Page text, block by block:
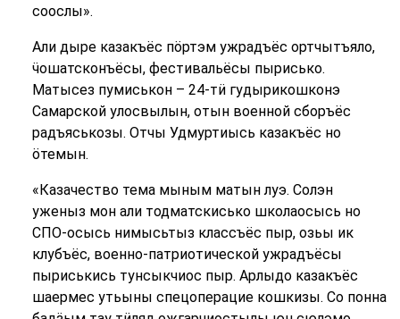
соослы».
Али дыре казакъёс пӧртэм ужрадъёс ортчытъяло,
ӵошатсконъёсы, фестивальёсы пырисько.
Матысез пумиськон – 24-тӥ гудырикошконэ
Самарской улосвылын, отын военной сборъёс
радъяськозы. Отчы Удмуртиысь казакъёс но
ӧтемын.
«Казачество тема мыным матын луэ. Солэн
уженыз мон али тодматскисько школаосысь но
СПО-осысь нимысьтыз классъёс пыр, озьы ик
клубъёс, военно-патриотической ужрадъёсы
пыриськись тунсыкчиос пыр. Арлыдо казакъёс
шаермес утьыны спецоперацие кошкизы. Со понна